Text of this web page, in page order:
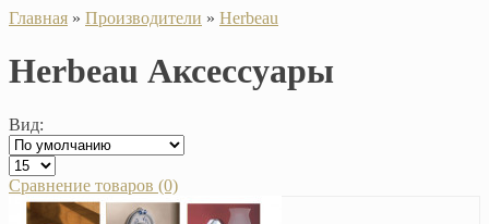
Главная » Производители » Herbeau
Herbeau Аксессуары
Вид:
Сравнение товаров (0)